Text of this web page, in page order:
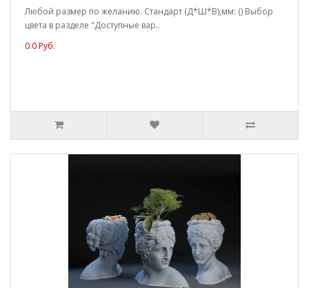
Любой размер по желанию. Стандарт (Д*Ш*В),мм: () Выбор
цвета в разделе "Доступные вар..
0.0 Руб.